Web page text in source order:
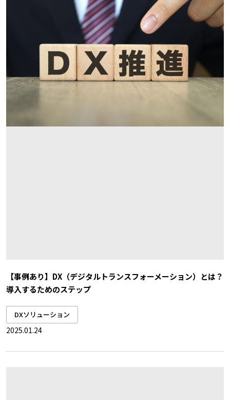
【事例あり】DX（デジタルトランスフォーメーション）とは？
導入するためのステップ
DXソリューション
2025.01.24